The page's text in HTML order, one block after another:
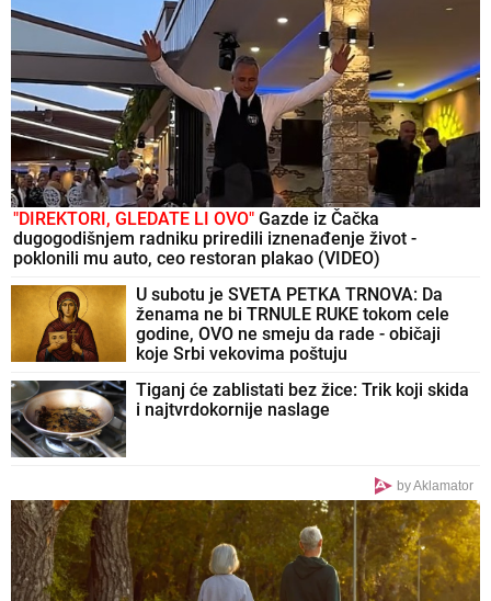
"DIREKTORI, GLEDATE LI OVO" Gazde iz Čačka
dugogodišnjem radniku priredili iznenađenje život -
poklonili mu auto, ceo restoran plakao (VIDEO)
U subotu je SVETA PETKA TRNOVA: Da
ženama ne bi TRNULE RUKE tokom cele
godine, OVO ne smeju da rade - običaji
koje Srbi vekovima poštuju
Tiganj će zablistati bez žice: Trik koji skida
i najtvrdokornije naslage
by Aklamator